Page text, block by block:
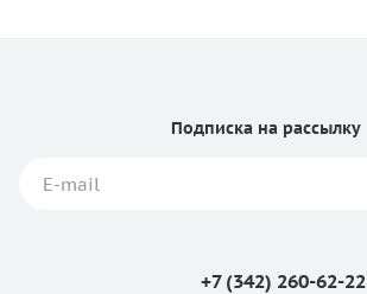
Подписка на рассылку
+7 (342) 260-62-22